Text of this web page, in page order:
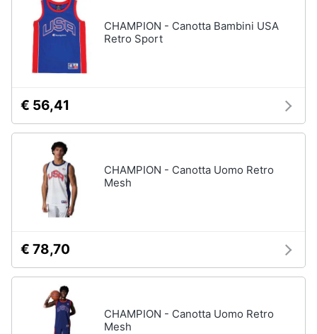
CHAMPION - Canotta Bambini USA
Retro Sport
€ 56,41
CHAMPION - Canotta Uomo Retro
Mesh
€ 78,70
CHAMPION - Canotta Uomo Retro
Mesh